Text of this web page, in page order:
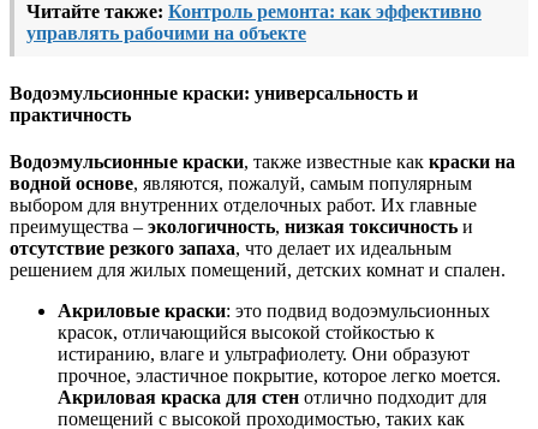
Читайте также: Контроль ремонта: как эффективно
управлять рабочими на объекте
Водоэмульсионные краски: универсальность и
практичность
Водоэмульсионные краски, также известные как краски на
водной основе, являются, пожалуй, самым популярным
выбором для внутренних отделочных работ. Их главные
преимущества – экологичность, низкая токсичность и
отсутствие резкого запаха, что делает их идеальным
решением для жилых помещений, детских комнат и спален.
Акриловые краски: это подвид водоэмульсионных
красок, отличающийся высокой стойкостью к
истиранию, влаге и ультрафиолету. Они образуют
прочное, эластичное покрытие, которое легко моется.
Акриловая краска для стен отлично подходит для
помещений с высокой проходимостью, таких как